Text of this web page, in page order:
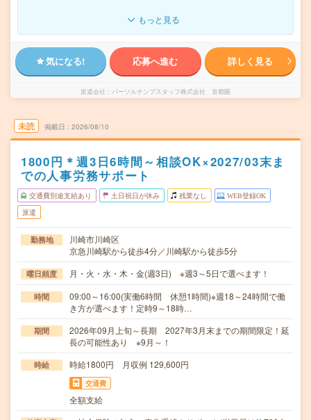
もっと見る
気になる! 応募へ進む 詳しく見る
派遣会社 パーソルテンプスタッフ株式会社 首都圏
未読 掲載日 2026/08/10
1800円＊週3日6時間～相談OK×2027/03末ま
での人事労務サポート
交通費別途支給あり 土日祝日が休み 残業なし WEB登録OK
派遣
勤務地
川崎市川崎区
京急川崎駅から徒歩4分／川崎駅から徒歩5分
曜日頻度 月・火・水・木・金(週3日) ※週3～5日で選べます！
時間
09:00～16:00(実働6時間 休憩1時間)※週18～24時間で働
き方が選べます！定時9～18時…
期間
2026年09月上旬～長期 2027年3月末までの期間限定！延
長の可能性あり ※9月～！
時給 時給1800円 月収例 129,600円
交通費
全額支給